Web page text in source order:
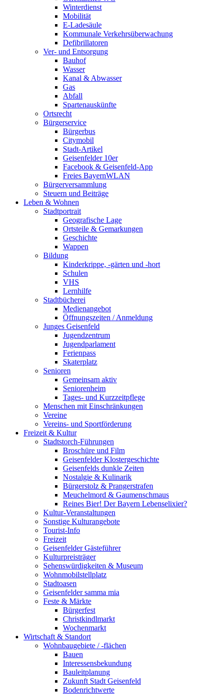
Winterdienst
Mobilität
E-Ladesäule
Kommunale Verkehrsüberwachung
Defibrillatoren
Ver- und Entsorgung
Bauhof
Wasser
Kanal & Abwasser
Gas
Abfall
Spartenauskünfte
Ortsrecht
Bürgerservice
Bürgerbus
Citymobil
Stadt-Artikel
Geisenfelder 10er
Facebook & Geisenfeld-App
Freies BayernWLAN
Bürgerversammlung
Steuern und Beiträge
Leben & Wohnen
Stadtportrait
Geografische Lage
Ortsteile & Gemarkungen
Geschichte
Wappen
Bildung
Kinderkrippe, -gärten und -hort
Schulen
VHS
Lernhilfe
Stadtbücherei
Medienangebot
Öffnungszeiten / Anmeldung
Junges Geisenfeld
Jugendzentrum
Jugendparlament
Ferienpass
Skaterplatz
Senioren
Gemeinsam aktiv
Seniorenheim
Tages- und Kurzzeitpflege
Menschen mit Einschränkungen
Vereine
Vereins- und Sportförderung
Freizeit & Kultur
Stadtstorch-Führungen
Broschüre und Film
Geisenfelder Klostergeschichte
Geisenfelds dunkle Zeiten
Nostalgie & Kulinarik
Bürgerstolz & Prangerstrafen
Meuchelmord & Gaumenschmaus
Reines Bier! Der Bayern Lebenselixier?
Kultur-Veranstaltungen
Sonstige Kulturangebote
Tourist-Info
Freizeit
Geisenfelder Gästeführer
Kulturpreisträger
Sehenswürdigkeiten & Museum
Wohnmobilstellplatz
Stadtoasen
Geisenfelder samma mia
Feste & Märkte
Bürgerfest
Christkindlmarkt
Wochenmarkt
Wirtschaft & Standort
Wohnbaugebiete / -flächen
Bauen
Interessensbekundung
Bauleitplanung
Zukunft Stadt Geisenfeld
Bodenrichtwerte